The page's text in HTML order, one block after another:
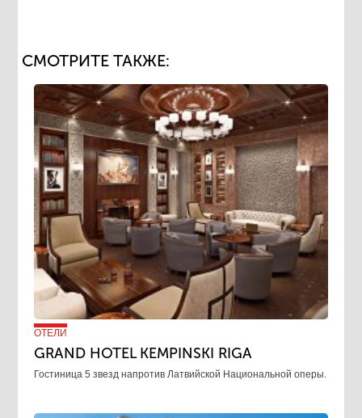
СМОТРИТЕ ТАКЖЕ:
ОТЕЛИ
GRAND HOTEL KEMPINSKI RIGA
Гостиница 5 звезд напротив Латвийской Национальной оперы.